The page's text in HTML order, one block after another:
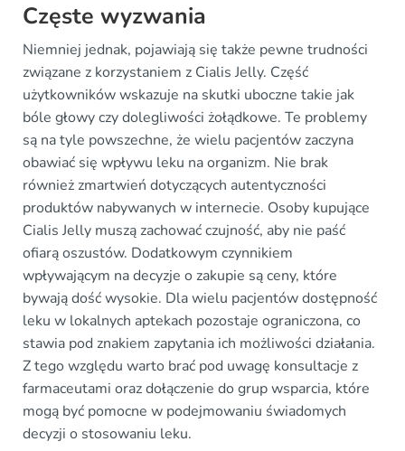
Częste wyzwania
Niemniej jednak, pojawiają się także pewne trudności
związane z korzystaniem z Cialis Jelly. Część
użytkowników wskazuje na skutki uboczne takie jak
bóle głowy czy dolegliwości żołądkowe. Te problemy
są na tyle powszechne, że wielu pacjentów zaczyna
obawiać się wpływu leku na organizm. Nie brak
również zmartwień dotyczących autentyczności
produktów nabywanych w internecie. Osoby kupujące
Cialis Jelly muszą zachować czujność, aby nie paść
ofiarą oszustów. Dodatkowym czynnikiem
wpływającym na decyzje o zakupie są ceny, które
bywają dość wysokie. Dla wielu pacjentów dostępność
leku w lokalnych aptekach pozostaje ograniczona, co
stawia pod znakiem zapytania ich możliwości działania.
Z tego względu warto brać pod uwagę konsultacje z
farmaceutami oraz dołączenie do grup wsparcia, które
mogą być pomocne w podejmowaniu świadomych
decyzji o stosowaniu leku.